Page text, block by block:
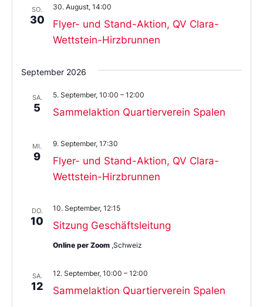
SO.
30
Flyer- und Stand-Aktion, QV Clara-
Wettstein-Hirzbrunnen
30. August, 14:00
September 2026
SA.
5 Sammelaktion Quartierverein Spalen
5. September, 10:00 – 12:00
MI.
9
Flyer- und Stand-Aktion, QV Clara-
Wettstein-Hirzbrunnen
9. September, 17:30
DO.
10 Sitzung Geschäftsleitung
10. September, 12:15
Online per Zoom ,Schweiz
SA.
12 Sammelaktion Quartierverein Spalen
12. September, 10:00 – 12:00